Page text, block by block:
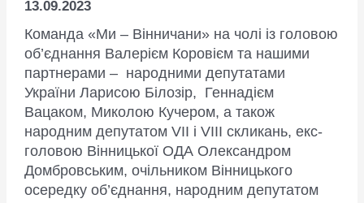
ГО
наших
13.09.2023
Команда «Ми – Вінничани» на чолі із головою
об’єднання Валерієм Коровієм та нашими
партнерами – народними депутатами
України Ларисою Білозір, Геннадієм
Вацаком, Миколою Кучером, а також
народним депутатом VII і VIII скликань, екс-
головою Вінницької ОДА Олександром
Домбровським, очільником Вінницького
осередку об’єднання, народним депутатом